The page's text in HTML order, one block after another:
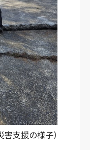
支援の様子）